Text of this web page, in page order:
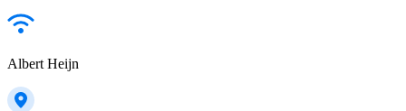
Albert Heijn